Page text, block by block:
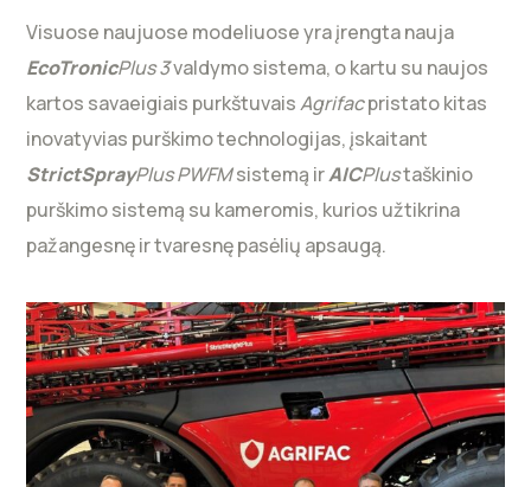
Visuose naujuose modeliuose yra įrengta nauja
EcoTronicPlus 3valdymo sistema, o kartu su naujos
kartos savaeigiais purkštuvaisAgrifacpristato kitas
inovatyvias purškimo technologijas, įskaitant
StrictSprayPlus PWFMsistemą irAICPlustaškinio
purškimo sistemą su kameromis, kurios užtikrina
pažangesnę ir tvaresnę pasėlių apsaugą.